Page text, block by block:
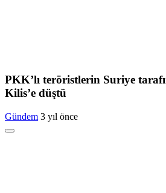
PKK’lı teröristlerin Suriye
Kilis’e düştü
Gündem 3 yıl önce